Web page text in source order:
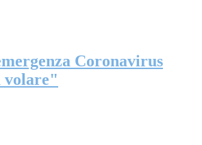
Coronavirus
volare"